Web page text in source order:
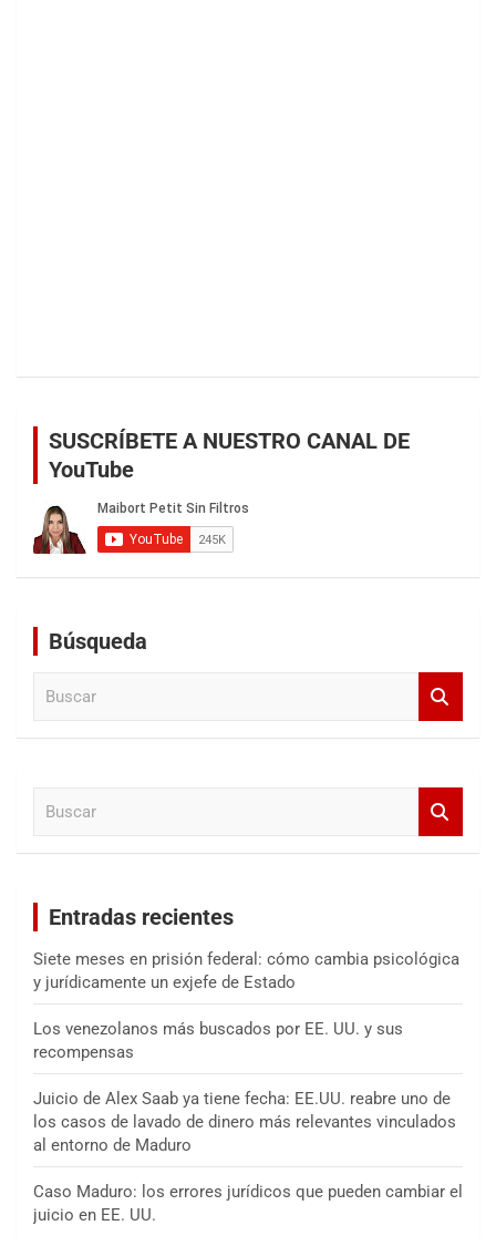
SUSCRÍBETE A NUESTRO CANAL DE
YouTube
Búsqueda
Entradas recientes
Siete meses en prisión federal: cómo cambia psicológica
y jurídicamente un exjefe de Estado
Los venezolanos más buscados por EE. UU. y sus
recompensas
Juicio de Alex Saab ya tiene fecha: EE.UU. reabre uno de
los casos de lavado de dinero más relevantes vinculados
al entorno de Maduro
Caso Maduro: los errores jurídicos que pueden cambiar el
juicio en EE. UU.